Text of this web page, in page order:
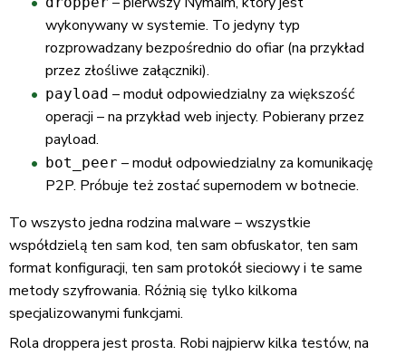
wykonywany w systemie. To jedyny typ
rozprowadzany bezpośrednio do ofiar (na przykład
przez złośliwe załączniki).
payload – moduł odpowiedzialny za większość
operacji – na przykład web injecty. Pobierany przez
payload.
bot_peer – moduł odpowiedzialny za komunikację
P2P. Próbuje też zostać supernodem w botnecie.
To wszysto jedna rodzina malware – wszystkie
współdzielą ten sam kod, ten sam obfuskator, ten sam
format konfiguracji, ten sam protokół sieciowy i te same
metody szyfrowania. Różnią się tylko kilkoma
specjalizowanymi funkcjami.
Rola droppera jest prosta. Robi najpierw kilka testów, na